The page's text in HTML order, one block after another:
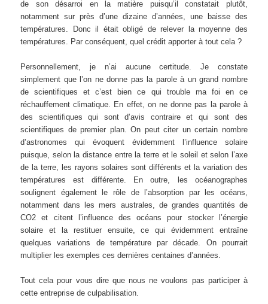
de son désarroi en la matière puisqu’il constatait plutôt,
notamment sur près d’une dizaine d’années, une baisse des
températures. Donc il était obligé de relever la moyenne des
températures. Par conséquent, quel crédit apporter à tout cela ?
Personnellement, je n’ai aucune certitude. Je constate
simplement que l’on ne donne pas la parole à un grand nombre
de scientifiques et c’est bien ce qui trouble ma foi en ce
réchauffement climatique. En effet, on ne donne pas la parole à
des scientifiques qui sont d’avis contraire et qui sont des
scientifiques de premier plan. On peut citer un certain nombre
d’astronomes qui évoquent évidemment l’influence solaire
puisque, selon la distance entre la terre et le soleil et selon l’axe
de la terre, les rayons solaires sont différents et la variation des
températures est différente. En outre, les océanographes
soulignent également le rôle de l’absorption par les océans,
notamment dans les mers australes, de grandes quantités de
CO2 et citent l’influence des océans pour stocker l’énergie
solaire et la restituer ensuite, ce qui évidemment entraîne
quelques variations de température par décade. On pourrait
multiplier les exemples ces dernières centaines d’années.
Tout cela pour vous dire que nous ne voulons pas participer à
cette entreprise de culpabilisation.